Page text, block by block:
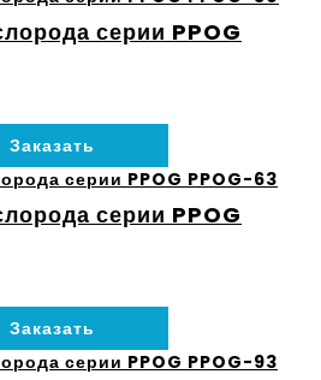
серии PPOG
Заказать
серии PPOG
Заказать